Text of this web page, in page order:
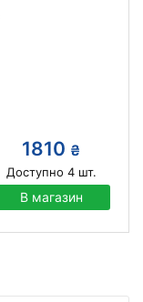
1810 ₴
Доступно 4шт.
В магазин